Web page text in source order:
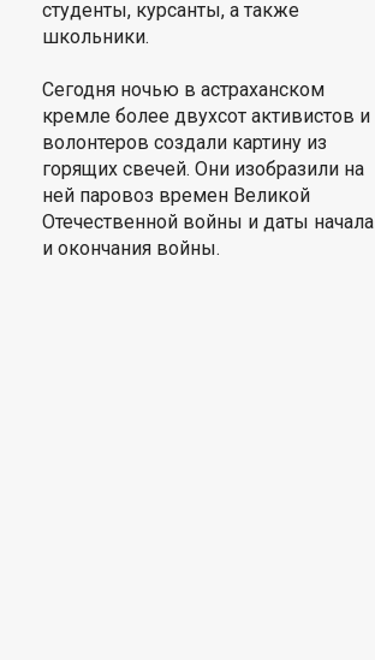
студенты, курсанты, а также
школьники.
Сегодня ночью в астраханском
кремле более двухсот активистов и
волонтеров создали картину из
горящих свечей. Они изобразили на
ней паровоз времен Великой
Отечественной войны и даты начала
и окончания войны.